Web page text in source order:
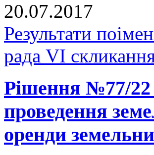
20.07.2017
Результати
рада VI
Рішення №77/22
проведення
оренди